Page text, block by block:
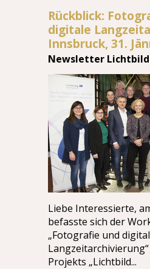
Rückblick:
digitale
Innsbruck, 31.
Newsletter Lichtbild
Liebe Interessierte,
befasste sich der
„Fotografie und
Projekts „Lichtbild...